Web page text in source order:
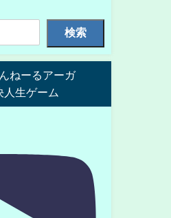
検索
ねーるアーガ
人生ゲーム